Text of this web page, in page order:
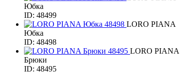
Юбка
ID: 48499
LORO PIANA
Юбка
ID: 48498
LORO PIANA
Брюки
ID: 48495